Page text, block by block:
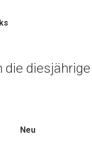
die
Neu